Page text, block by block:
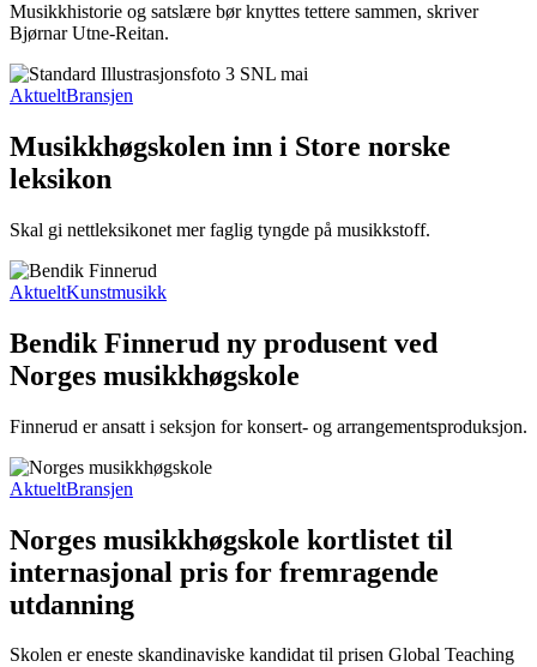
Musikkhistorie og satslære bør knyttes tettere sammen, skriver
Bjørnar Utne-Reitan.
AktueltBransjen
Musikkhøgskolen inn i Store norske
leksikon
Skal gi nettleksikonet mer faglig tyngde på musikkstoff.
AktueltKunstmusikk
Bendik Finnerud ny produsent ved
Norges musikkhøgskole
Finnerud er ansatt i seksjon for konsert- og arrangementsproduksjon.
AktueltBransjen
Norges musikkhøgskole kortlistet til
internasjonal pris for fremragende
utdanning
Skolen er eneste skandinaviske kandidat til prisen Global Teaching